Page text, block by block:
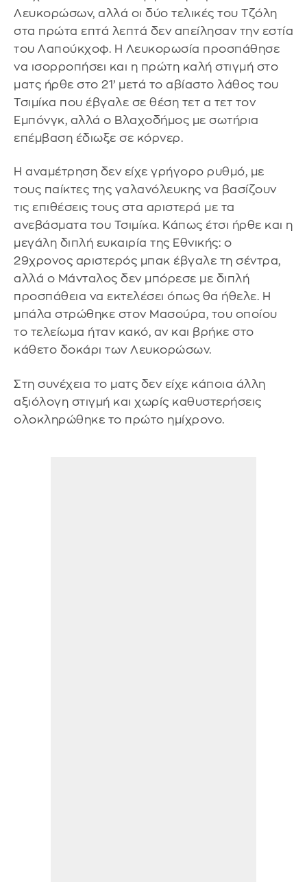
Λευκορώσων, αλλά οι δύο τελικές του Τζόλη
στα πρώτα επτά λεπτά δεν απείλησαν την εστία
του Λαπούκχοφ. Η Λευκορωσία προσπάθησε
να ισορροπήσει και η πρώτη καλή στιγμή στο
ματς ήρθε στο 21’ μετά το αβίαστο λάθος του
Τσιμίκα που έβγαλε σε θέση τετ α τετ τον
Εμπόνγκ, αλλά ο Βλαχοδήμος με σωτήρια
επέμβαση έδιωξε σε κόρνερ.
Η αναμέτρηση δεν είχε γρήγορο ρυθμό, με
τους παίκτες της γαλανόλευκης να βασίζουν
τις επιθέσεις τους στα αριστερά με τα
ανεβάσματα του Τσιμίκα. Κάπως έτσι ήρθε και η
μεγάλη διπλή ευκαιρία της Εθνικής: ο
29χρονος αριστερός μπακ έβγαλε τη σέντρα,
αλλά ο Μάνταλος δεν μπόρεσε με διπλή
προσπάθεια να εκτελέσει όπως θα ήθελε. Η
μπάλα στρώθηκε στον Μασούρα, του οποίου
το τελείωμα ήταν κακό, αν και βρήκε στο
κάθετο δοκάρι των Λευκορώσων.
Στη συνέχεια το ματς δεν είχε κάποια άλλη
αξιόλογη στιγμή και χωρίς καθυστερήσεις
ολοκληρώθηκε το πρώτο ημίχρονο.